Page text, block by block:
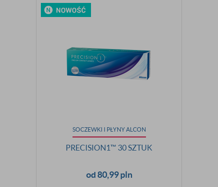
SOCZEWKI I PŁYNY ALCON
PRECISION1™ 30 SZTUK
od 80,99 pln